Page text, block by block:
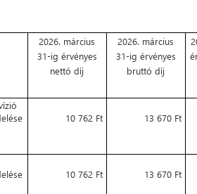
2026. március
31-ig érvényes
nettó díj
2026. március
31-ig érvényes
bruttó díj
10 762 Ft 13 670 Ft
10 762 Ft 13 670 Ft